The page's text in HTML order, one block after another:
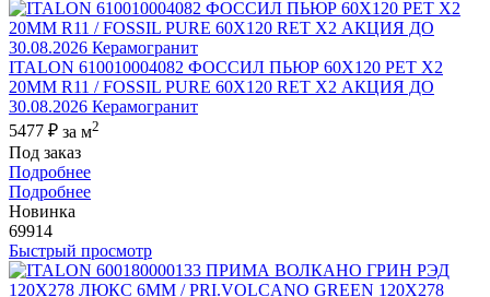
ITALON 610010004082 ФОССИЛ ПЬЮР 60X120 РЕТ Х2
20MM R11 / FOSSIL PURE 60X120 RET X2 АКЦИЯ ДО
30.08.2026 Керамогранит
5477 ₽ за м2
Под заказ
Подробнее
Подробнее
Новинка
69914
Быстрый просмотр